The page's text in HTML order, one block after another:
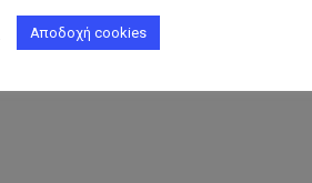
Αποδοχή cookies